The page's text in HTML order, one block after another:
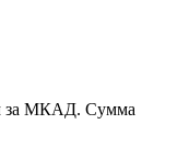
за МКАД. Сумма